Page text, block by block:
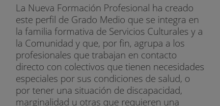
La Nueva Formación Profesional ha creado
este perfil de Grado Medio que se integra en
la familia formativa de Servicios Culturales y a
la Comunidad y que, por fin, agrupa a los
profesionales que trabajan en contacto
directo con colectivos que tienen necesidades
especiales por sus condiciones de salud, o
por tener una situación de discapacidad,
marginalidad u otras que requieren una